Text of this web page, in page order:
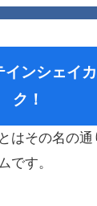
ンシェイ
ク！
はその名の
です。